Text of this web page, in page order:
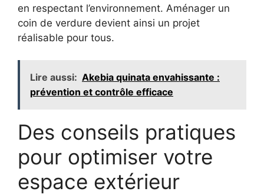
en respectant l’environnement. Aménager un
coin de verdure devient ainsi un projet
réalisable pour tous.
Lire aussi: Akebia quinata envahissante :
prévention et contrôle efficace
Des conseils pratiques
pour optimiser votre
espace extérieur